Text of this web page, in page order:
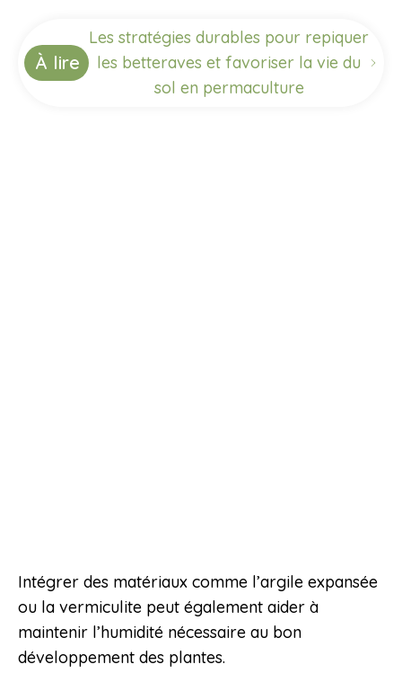
À lire
Les stratégies durables pour repiquer
les betteraves et favoriser la vie du
sol en permaculture
Intégrer des matériaux comme l’argile expansée
ou la vermiculite peut également aider à
maintenir l’humidité nécessaire au bon
développement des plantes.